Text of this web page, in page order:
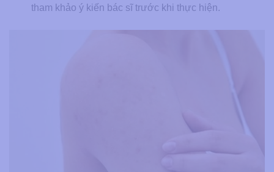
tham khảo ý kiến bác sĩ trước khi thực hiện.